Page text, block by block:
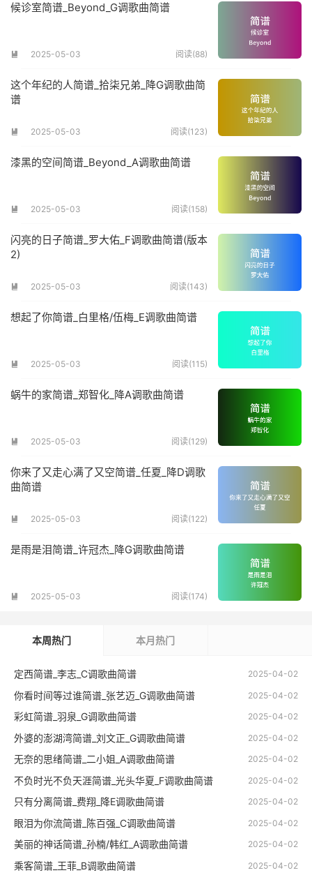
候诊室简谱_Beyond_G调歌曲简谱
 2025-05-03 阅读(88)
这个年纪的人简谱_拾柒兄弟_降G调歌曲简
谱
 2025-05-03 阅读(123)
漆黑的空间简谱_Beyond_A调歌曲简谱
 2025-05-03 阅读(158)
闪亮的日子简谱_罗大佑_F调歌曲简谱(版本
2)
 2025-05-03 阅读(143)
想起了你简谱_白里格/伍梅_E调歌曲简谱
 2025-05-03 阅读(115)
蜗牛的家简谱_郑智化_降A调歌曲简谱
 2025-05-03 阅读(129)
你来了又走心满了又空简谱_任夏_降D调歌
曲简谱
 2025-05-03 阅读(122)
是雨是泪简谱_许冠杰_降G调歌曲简谱
 2025-05-03 阅读(174)
本周热门 本月热门
2025-04-02
定西简谱_李志_C调歌曲简谱
2025-04-02
你看时间等过谁简谱_张艺迈_G调歌曲简谱
2025-04-02
彩虹简谱_羽泉_G调歌曲简谱
2025-04-02
外婆的澎湖湾简谱_刘文正_G调歌曲简谱
2025-04-02
无奈的思绪简谱_二小姐_A调歌曲简谱
2025-04-02
不负时光不负天涯简谱_光头华夏_F调歌曲简谱
2025-04-02
只有分离简谱_费翔_降E调歌曲简谱
2025-04-02
眼泪为你流简谱_陈百强_C调歌曲简谱
2025-04-02
美丽的神话简谱_孙楠/韩红_A调歌曲简谱
2025-04-02
乘客简谱_王菲_B调歌曲简谱